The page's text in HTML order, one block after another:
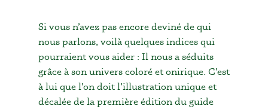
Si vous n’avez pas encore deviné de qui
nous parlons, voilà quelques indices qui
pourraient vous aider : Il nous a séduits
grâce à son univers coloré et onirique. C’est
à lui que l’on doit l’illustration unique et
décalée de la première édition du guide